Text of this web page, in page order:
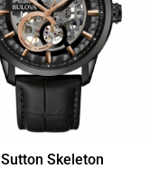
Sutton Skeleton